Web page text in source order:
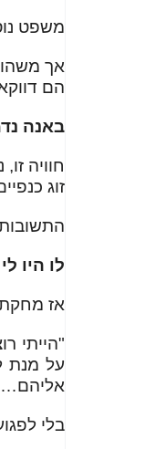
משפט
אך משהו
הם
באנה
חוויה
זוג
לו היו
אז
"הייתי
על מנת
בלי